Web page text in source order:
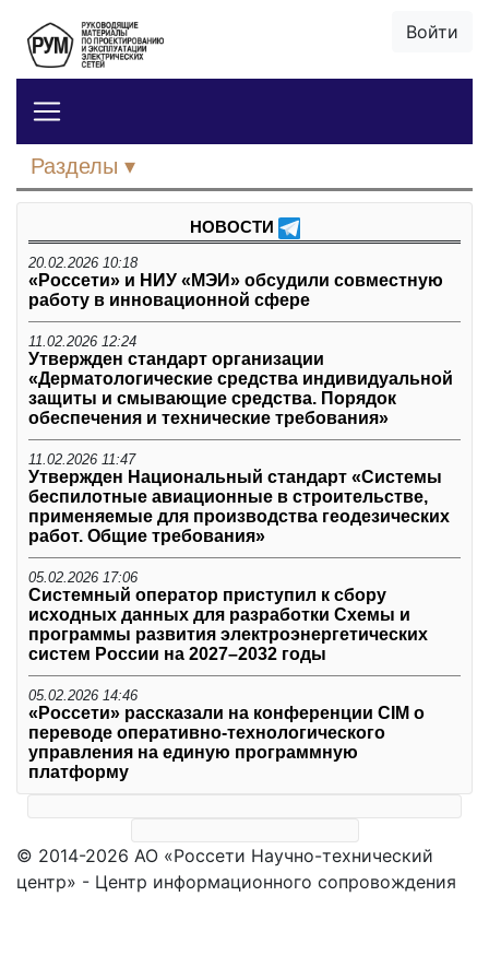
Войти
Разделы
НОВОСТИ
20.02.2026 10:18
«Россети» и НИУ «МЭИ» обсудили совместную
работу в инновационной сфере
11.02.2026 12:24
Утвержден стандарт организации
«Дерматологические средства индивидуальной
защиты и смывающие средства. Порядок
обеспечения и технические требования»
11.02.2026 11:47
Утвержден Национальный стандарт «Системы
беспилотные авиационные в строительстве,
применяемые для производства геодезических
работ. Общие требования»
05.02.2026 17:06
Системный оператор приступил к сбору
исходных данных для разработки Схемы и
программы развития электроэнергетических
систем России на 2027–2032 годы
05.02.2026 14:46
«Россети» рассказали на конференции CIM о
переводе оперативно-технологического
управления на единую программную
платформу
© 2014-2026 АО «Россети Научно-технический
центр» - Центр информационного сопровождения